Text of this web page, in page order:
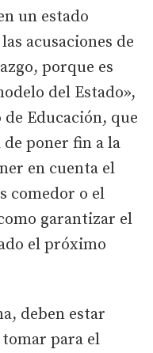
un estado
acusaciones de
porque es
del Estado»,
Educación, que
poner fin a la
en cuenta el
comedor o el
garantizar el
el próximo
deben estar
tomar para el